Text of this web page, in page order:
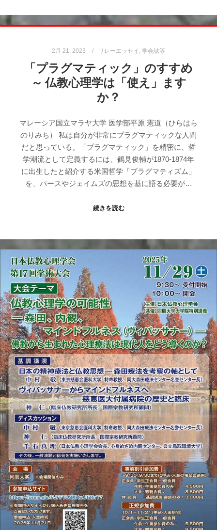
2月 21, 2023 リレーエッセイ 学会誌等
「プラグマティック」のすすめ
～ 仏教心理学は「使え」ます
か？
マレーシア国立マラヤ大学 医学部平原 憲道（ひらはら
のりみち） 私は自分が非常にプラグマティックな人間
だと思っている。「プラグマティック」を精密に、哲
学潮流として定義するには、鶴見俊輔が1870-1874年
に出生したと紹介する米国哲学「プラグマティズム」
を、パースやジェイムズの思想を基に語る必要が…
続きを読む